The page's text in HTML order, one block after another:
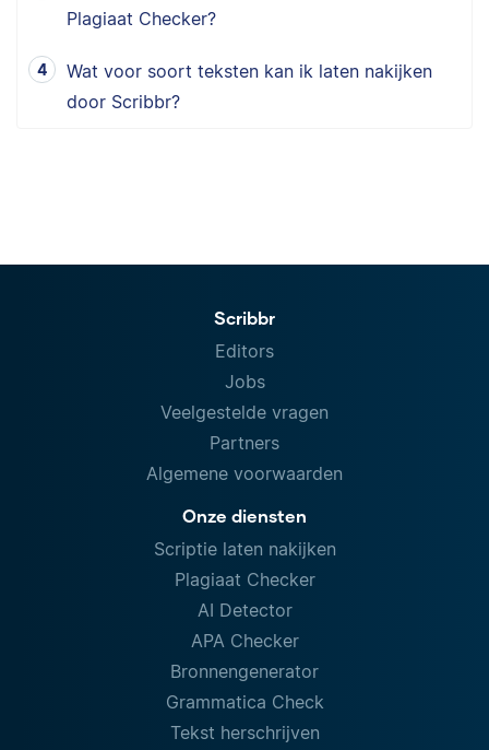
Plagiaat Checker?
Wat voor soort teksten kan ik laten nakijken
door Scribbr?
Scribbr
Editors
Jobs
Veelgestelde vragen
Partners
Algemene voorwaarden
Onze diensten
Scriptie laten nakijken
Plagiaat Checker
AI Detector
APA Checker
Bronnengenerator
Grammatica Check
Tekst herschrijven